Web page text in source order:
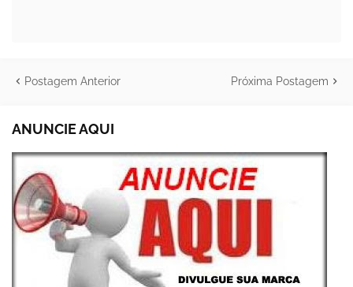
Postagem Anterior Próxima Postagem
ANUNCIE AQUI